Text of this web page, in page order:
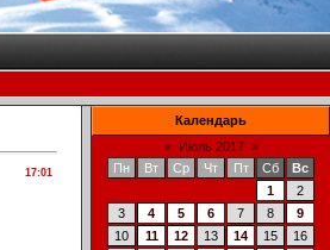
17:01
Календарь
«
Июль 2017 »
Пн
Вт Ср Чт Пт Сб
Вс
1
2
3
4 5 6 7 8
9
10
11 12 13 14 15
16